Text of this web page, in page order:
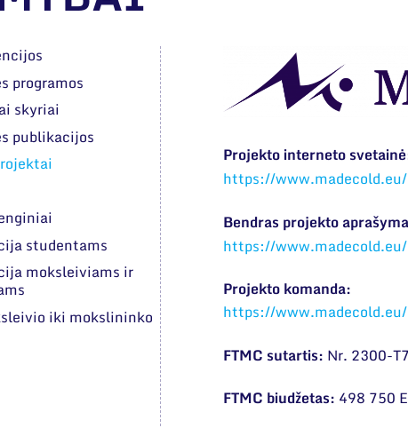
programos
skyriai
publikacijos
studentams
moksleiviams ir
iki mokslininko
Projekto interneto
https://www.madecold.eu/
Bendras projekto
https://
Projekto komanda:
https://
FTMC sutartis: Nr. 2300-
FTMC biudžetas: 498 750